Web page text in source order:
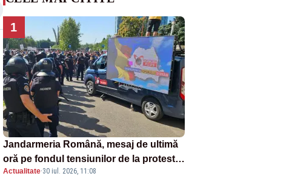
1
Jandarmeria Română, mesaj de ultimă
oră pe fondul tensiunilor de la protestul
masiv al fermierilor - VIDEO
Actualitate·30 iul. 2026, 11:08